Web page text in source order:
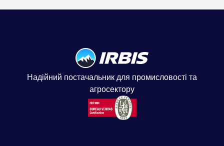
Надійний постачальник для промисловості та
агросектору